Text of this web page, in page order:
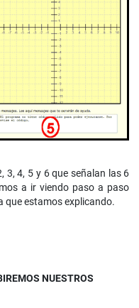
3, 4, 5 y 6 que señalan las 6
a ir viendo paso a paso
que estamos explicando.
NUESTROS